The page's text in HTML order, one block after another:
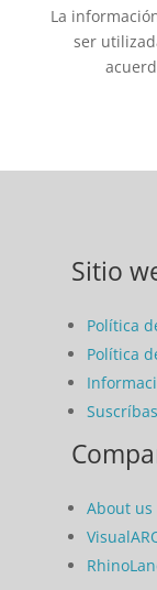
La
ser
Sitio
Política
Política
About us